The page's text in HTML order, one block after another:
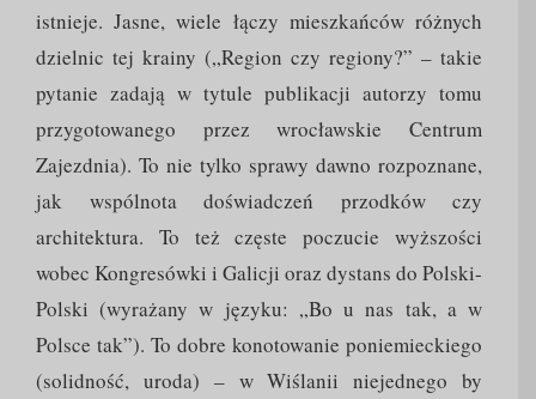
istnieje. Jasne, wiele łączy mieszkańców różnych
dzielnic tej krainy („Region czy regiony?” – takie
pytanie zadają w tytule publikacji autorzy tomu
przygotowanego przez wrocławskie Centrum
Zajezdnia). To nie tylko sprawy dawno rozpoznane,
jak wspólnota doświadczeń przodków czy
architektura. To też częste poczucie wyższości
wobec Kongresówki i Galicji oraz dystans do Polski-
Polski (wyrażany w języku: „Bo u nas tak, a w
Polsce tak”). To dobre konotowanie poniemieckiego
(solidność, uroda) – w Wiślanii niejednego by